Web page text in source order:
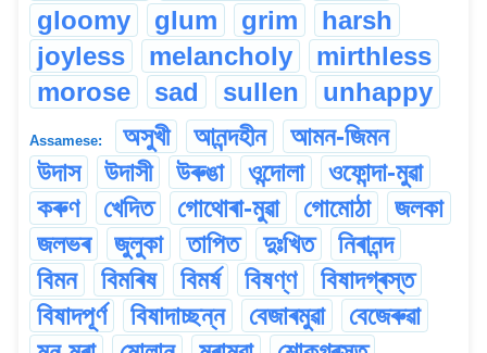
gloomy
glum grim
harsh
joyless
melancholy
mirthless
morose
sad sullen unhappy
Assamese: অসুখী আনন্দহীন
আমন-জিমন
উদাস
উদাসী উৰুঙা ওন্দোলা
ওফোন্দা-মুৱা
কৰুণ
খেদিত গোথোৰা-মুৱা গোমোঠা
জলকা
জলভৰ
জুলুকা তাপিত দুঃখিত
নিৰানন্দ
বিমন
বিমৰিষ বিমৰ্ষ বিষণ্ণ
বিষাদগ্ৰস্ত
বিষাদপূৰ্ণ
বিষাদাচ্ছন্ন বেজাৰমুৱা
বেজেৰুৱা